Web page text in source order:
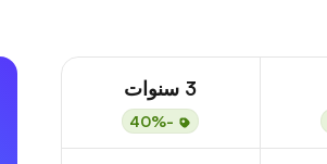
3 سنوات
-40%